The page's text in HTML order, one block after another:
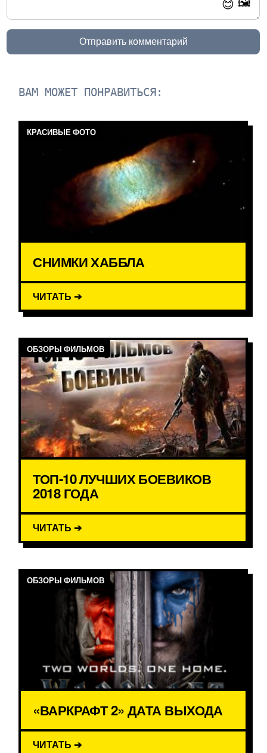
😊
Отправить комментарий
ВАМ МОЖЕТ ПОНРАВИТЬСЯ:
КРАСИВЫЕ ФОТО
СНИМКИ ХАББЛА
ЧИТАТЬ ➔
ОБЗОРЫ ФИЛЬМОВ
ТОП-10 ЛУЧШИХ БОЕВИКОВ
2018 ГОДА
ЧИТАТЬ ➔
ОБЗОРЫ ФИЛЬМОВ
«ВАРКРАФТ 2» ДАТА ВЫХОДА
ЧИТАТЬ ➔